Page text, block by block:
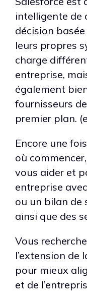
intelligente de
décision
leurs propres
charge
entreprise,
également
fournisseurs
premier plan.
Encore une
où
vous aider et
entreprise
ou un bilan de
ainsi que des
Vous
l’extension de
pour mieux
et de